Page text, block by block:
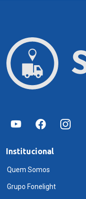
Institucional
Quem Somos
Grupo Fonelight